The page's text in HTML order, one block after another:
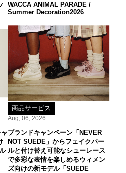
WACCA ANIMAL PARADE /
Summer Decoration2026
商品サービス
Aug, 06, 2026
ブランドキャンペーン「NEVER
NOT SUEDE」からフェイクパー
ルと付け替え可能なシューレース
で多彩な表情を楽しめるウィメン
ズ向けの新モデル「SUEDE